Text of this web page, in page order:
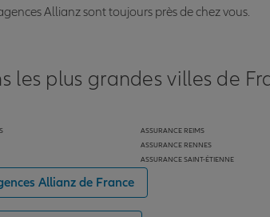
Allianz sont toujours près de chez vous.
les plus grandes villes de
ASSURANCE REIMS
ASSURANCE RENNES
ASSURANCE SAINT-ÉTIENNE
Allianz de France